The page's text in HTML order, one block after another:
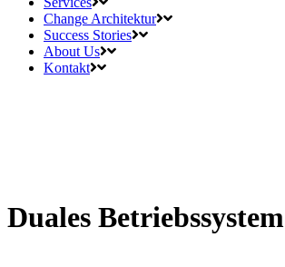
Change Architektur
Success Stories
About Us
Kontakt
Duales Betriebssystem